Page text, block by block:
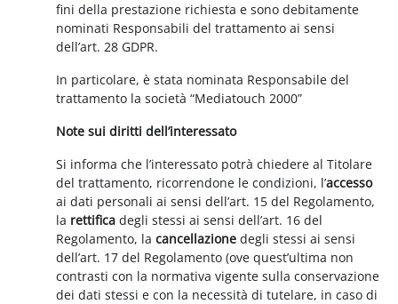
fini della prestazione richiesta e sono debitamente
nominati Responsabili del trattamento ai sensi
dell’art. 28 GDPR.
In particolare, è stata nominata Responsabile del
trattamento la società “Mediatouch 2000”
Note sui diritti dell’interessato
Si informa che l’interessato potrà chiedere al Titolare
del trattamento, ricorrendone le condizioni, l’accesso
ai dati personali ai sensi dell’art. 15 del Regolamento,
la rettificadegli stessi ai sensi dell’art. 16 del
Regolamento, lacancellazione degli stessi ai sensi
dell’art. 17 del Regolamento (ove quest’ultima non
contrasti con la normativa vigente sulla conservazione
dei dati stessi e con la necessità di tutelare, in caso di